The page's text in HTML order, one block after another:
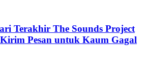
Terakhir The Sounds Project
Pesan untuk Kaum Gagal